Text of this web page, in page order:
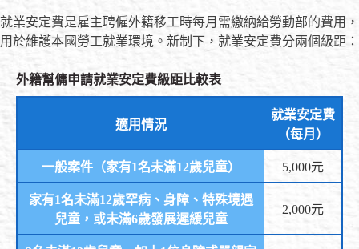
就業安定費是雇主聘僱外籍移工時每月需繳納給勞動部的費用，
用於維護本國勞工就業環境。新制下，就業安定費分兩個級距：
外籍幫傭申請就業安定費級距比較表
適用情況
就業安定費
（每月）
一般案件（家有1名未滿12歲兒童） 5,000元
家有1名未滿12歲罕病、身障、特殊境遇
兒童，或未滿6歲發展遲緩兒童
2,000元